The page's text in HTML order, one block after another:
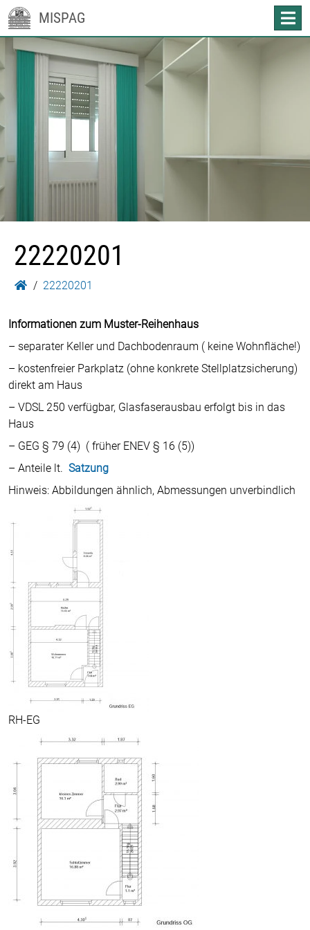
MISPAG
22220201
22220201
Informationen zum Muster-Reihenhaus
– separater Keller und Dachbodenraum ( keine Wohnfläche!)
– kostenfreier Parkplatz (ohne konkrete Stellplatzsicherung)
direkt am Haus
– VDSL 250 verfügbar, Glasfaserausbau erfolgt bis in das
Haus
– GEG § 79 (4) ( früher ENEV § 16 (5))
– Anteile lt. Satzung
Hinweis: Abbildungen ähnlich, Abmessungen unverbindlich
RH-EG